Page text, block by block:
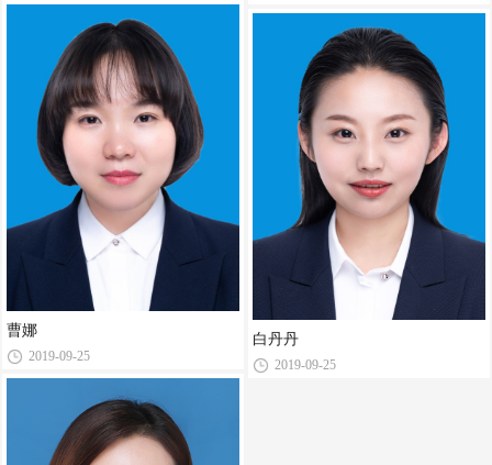
曹娜
2019-09-25
白丹丹
2019-09-25